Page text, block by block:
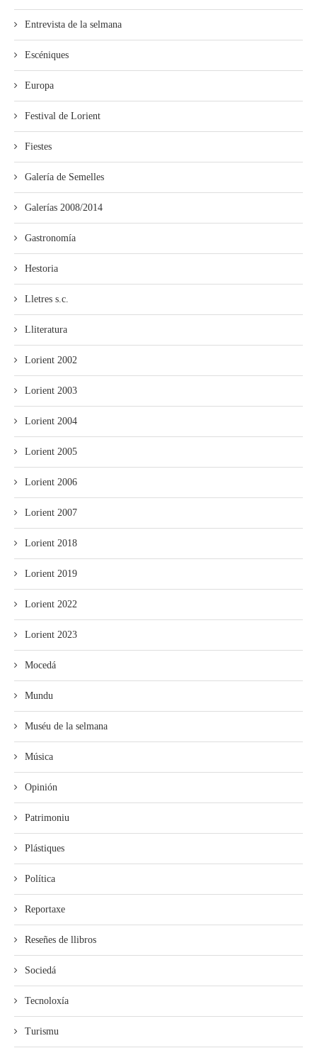
Entrevista de la selmana
Escéniques
Europa
Festival de Lorient
Fiestes
Galería de Semelles
Galerías 2008/2014
Gastronomía
Hestoria
Lletres s.c.
Lliteratura
Lorient 2002
Lorient 2003
Lorient 2004
Lorient 2005
Lorient 2006
Lorient 2007
Lorient 2018
Lorient 2019
Lorient 2022
Lorient 2023
Mocedá
Mundu
Muséu de la selmana
Música
Opinión
Patrimoniu
Plástiques
Política
Reportaxe
Reseñes de llibros
Sociedá
Tecnoloxía
Turismu